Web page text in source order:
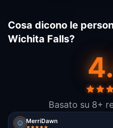
Cosa dicono le
Wichita Falls?
Basato su 8+
MerriDawn